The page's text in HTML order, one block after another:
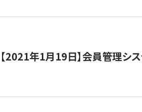
【2021年1月19日】会員管理シ